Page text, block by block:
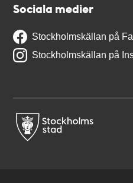
Sociala medier
Stockholmskällan på
Stockholmskällan på